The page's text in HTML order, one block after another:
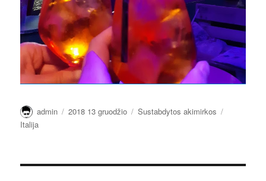
Autorius
admin Paskelbta
2018 13 gruodžio Kategorijos
Sustabdytos akimirkos
Italija